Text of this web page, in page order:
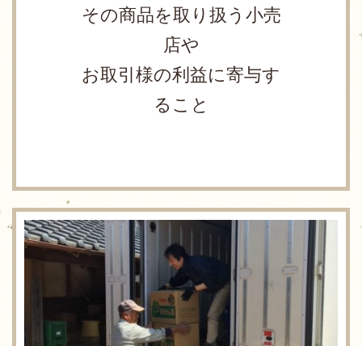
その商品を取り扱う小売
店や
お取引様の利益に寄与す
ること